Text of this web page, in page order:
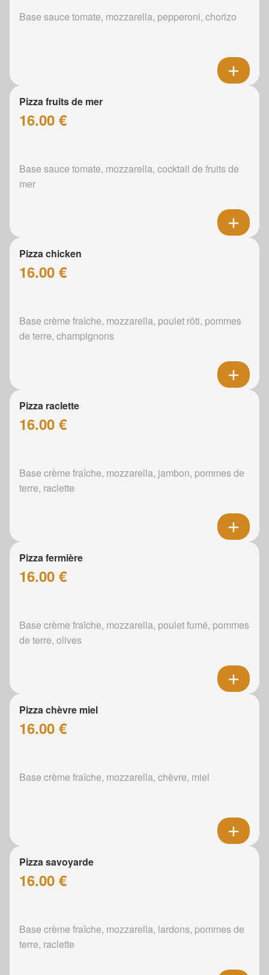
Base sauce tomate, mozzarella, pepperoni, chorizo
Pizza fruits de mer
16.00 €
Base sauce tomate, mozzarella, cocktail de fruits de
mer
Pizza chicken
16.00 €
Base crème fraîche, mozzarella, poulet rôti, pommes
de terre, champignons
Pizza raclette
16.00 €
Base crème fraîche, mozzarella, jambon, pommes de
terre, raclette
Pizza fermière
16.00 €
Base crème fraîche, mozzarella, poulet fumé, pommes
de terre, olives
Pizza chèvre miel
16.00 €
Base crème fraîche, mozzarella, chèvre, miel
Pizza savoyarde
16.00 €
Base crème fraîche, mozzarella, lardons, pommes de
terre, raclette